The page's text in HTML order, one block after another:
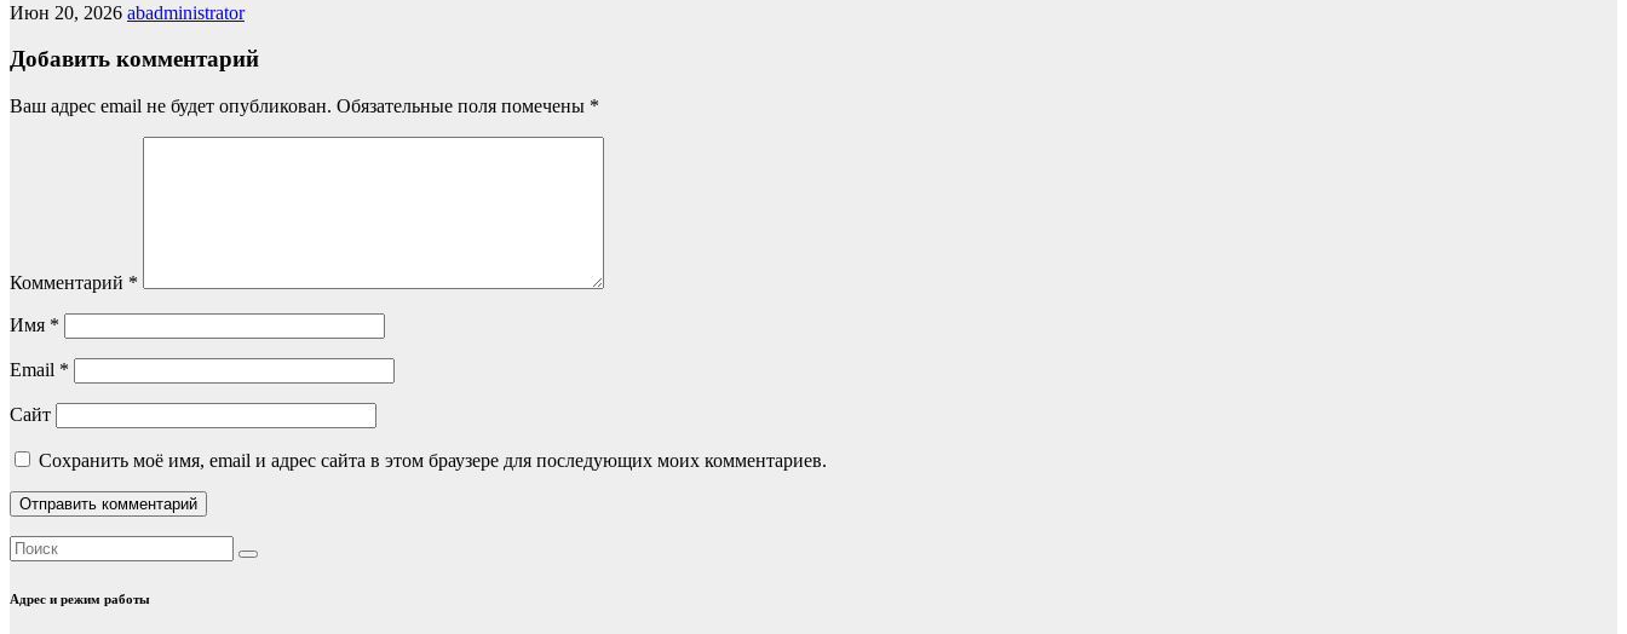
Июн 20, 2026 abadministrator
Добавить комментарий
Ваш адрес email не будет опубликован. Обязательные поля помечены *
Комментарий *
Имя *
Email *
Сайт
Сохранить моё имя, email и адрес сайта в этом браузере для последующих моих комментариев.
Адрес и режим работы